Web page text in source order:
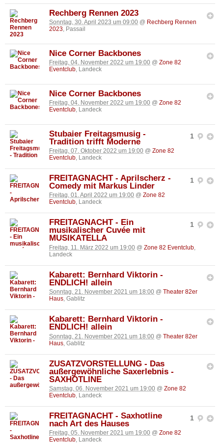
Rechberg Rennen 2023
Sonntag, 30. April 2023 um 09:00 @ Rechberg Rennen
2023, Passail
Nice Corner Backbones
Freitag, 04. November 2022 um 19:00 @ Zone 82
Eventclub, Landeck
Nice Corner Backbones
Freitag, 04. November 2022 um 19:00 @ Zone 82
Eventclub, Landeck
1
Stubaier Freitagsmusig -
Tradition trifft Moderne
Freitag, 07. Oktober 2022 um 19:00 @ Zone 82
Eventclub, Landeck
1
FREITAGNACHT - Aprilscherz -
Comedy mit Markus Linder
Freitag, 01. April 2022 um 19:00 @ Zone 82
Eventclub, Landeck
1
FREITAGNACHT - Ein
musikalischer Cuvée mit
MUSIKATELLA
Freitag, 11. März 2022 um 19:00 @ Zone 82 Eventclub,
Landeck
Kabarett: Bernhard Viktorin -
ENDLICH! allein
Sonntag, 21. November 2021 um 18:00 @ Theater 82er
Haus, Gablitz
Kabarett: Bernhard Viktorin -
ENDLICH! allein
Sonntag, 21. November 2021 um 18:00 @ Theater 82er
Haus , Gablitz
ZUSATZVORSTELLUNG - Das
außergewöhnliche Saxerlebnis -
SAXHOTLINE
Samstag, 06. November 2021 um 19:00 @ Zone 82
Eventclub, Landeck
1
FREITAGNACHT - Saxhotline
nach Art des Hauses
Freitag, 05. November 2021 um 19:00 @ Zone 82
Eventclub, Landeck